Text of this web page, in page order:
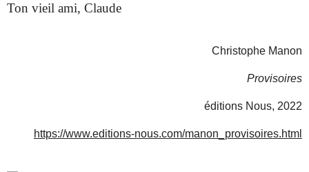
Ton vieil ami, Claude
Christophe Manon
Provisoires
éditions Nous, 2022
https://www.editions-nous.com/manon_provisoires.html